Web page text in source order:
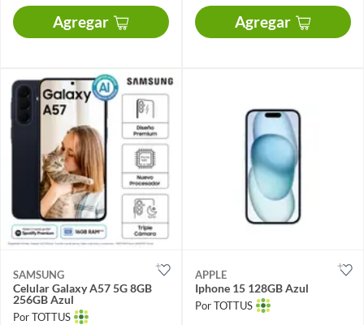
Agregar Agregar
SAMSUNG
Celular Galaxy A57 5G 8GB
256GB Azul
Por TOTTUS
APPLE
Iphone 15 128GB Azul
Por TOTTUS